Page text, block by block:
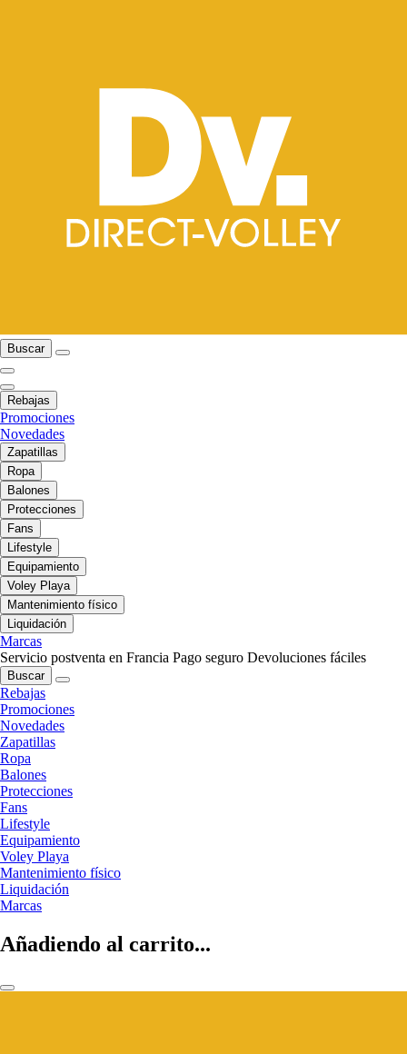
Buscar
Rebajas
Promociones
Novedades
Zapatillas
Ropa
Balones
Protecciones
Fans
Lifestyle
Equipamiento
Voley Playa
Mantenimiento físico
Liquidación
Marcas
Servicio postventa en Francia Pago seguro Devoluciones fáciles
Buscar
Rebajas
Promociones
Novedades
Zapatillas
Ropa
Balones
Protecciones
Fans
Lifestyle
Equipamiento
Voley Playa
Mantenimiento físico
Liquidación
Marcas
Añadiendo al carrito...